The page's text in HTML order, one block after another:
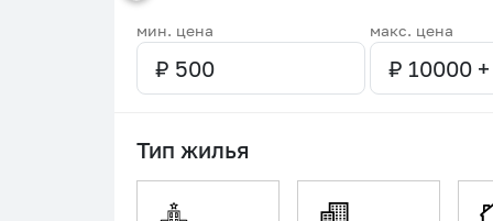
мин. цена макс. цена
Тип жилья